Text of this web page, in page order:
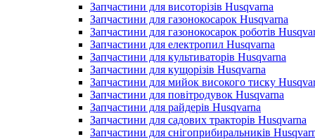
Запчастини для висоторізів Husqvarna
Запчастини для газонокосарок Husqvarna
Запчастини для газонокосарок роботів
Запчастини для електропил Husqvarna
Запчастини для культиваторів Husqvarna
Запчастини для кущорізів Husqvarna
Запчастини для мийок високого тиску
Запчастини для повітродувок Husqvarna
Запчастини для райдерів Husqvarna
Запчастини для садових тракторів Husqvarna
Запчастини для снігоприбиральників